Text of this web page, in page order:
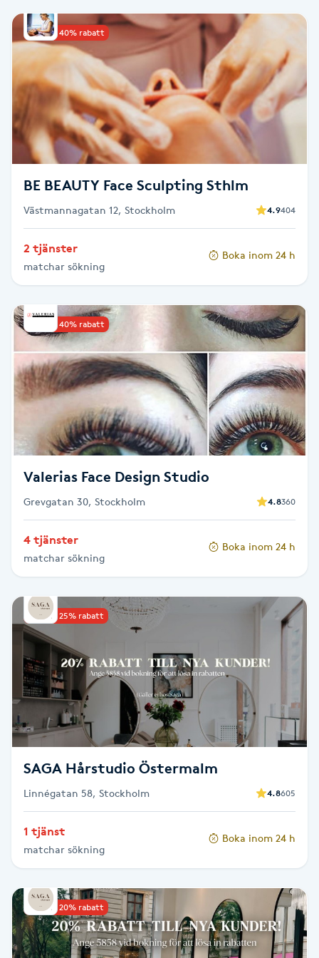
Babylights
Balayage
Bambumassage
Barber
Barnklippning
BIAB
Blowout
Bottenfärg
Brynformning
Brynfärgning
Brynplockning
Celluliter
Coachning
Color correction
Cryoterapi
Damklippning
Dermapen
Diamantslipning
Enzympeeling
Extensions borttagning
Eyeliner-tatuering
Upp till 40% rabatt
BE BEAUTY Face Sculpting Sthlm
Västmannagatan 12, Stockholm 4.9404
2 tjänster
matchar sökning
Boka inom 24 h
Upp till 40% rabatt
Valerias Face Design Studio
Grevgatan 30, Stockholm 4.8360
4 tjänster
matchar sökning
Boka inom 24 h
Upp till 25% rabatt
SAGA Hårstudio Östermalm
Linnégatan 58, Stockholm 4.8605
1 tjänst
matchar sökning
Boka inom 24 h
Upp till 20% rabatt